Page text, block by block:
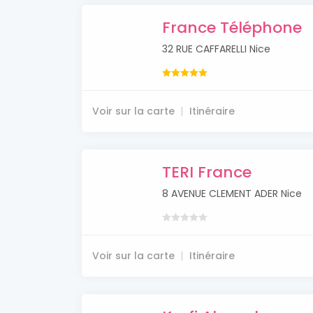
France Téléphone
32 RUE CAFFARELLI Nice
Voir sur la carte Itinéraire
TERI France
8 AVENUE CLEMENT ADER Nice
Voir sur la carte Itinéraire